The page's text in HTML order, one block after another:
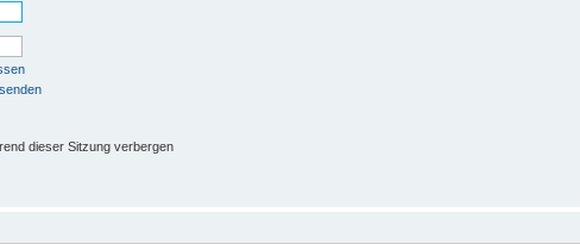
dieser Sitzung verbergen